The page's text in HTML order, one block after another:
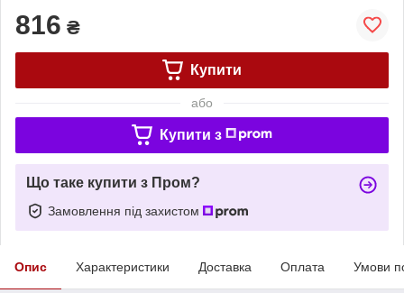
816 ₴
Купити
або
Купити з
Що таке купити з Пром?
Замовлення під захистом
Опис Характеристики Доставка Оплата Умови